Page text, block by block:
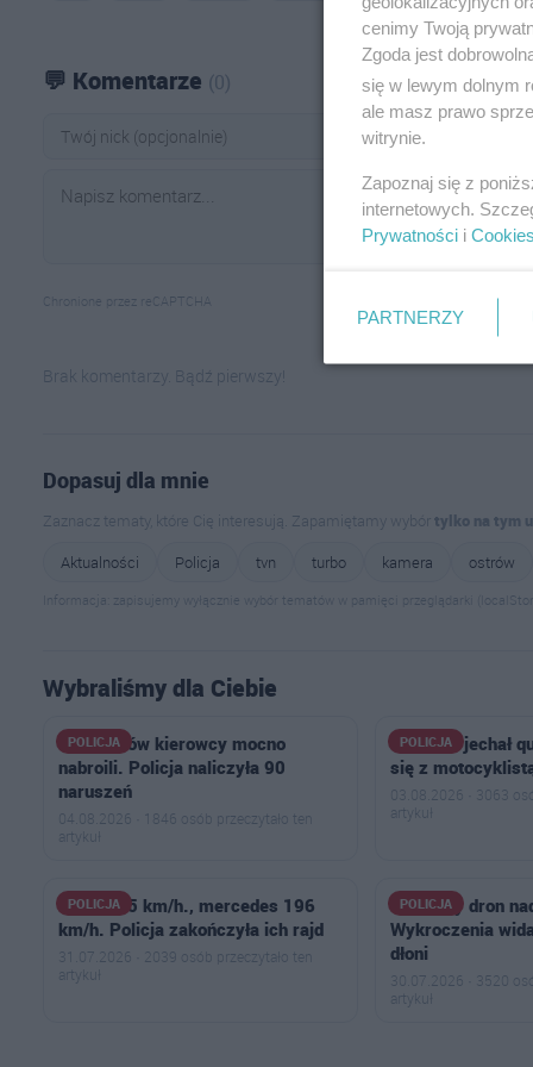
💬 Komentarze (0)
Chronione przez reCAPTCHA
Brak komentarzy. Bądź pierwszy!
Dopasuj dla mnie
Zaznacz tematy, które Cię interesują. Zapamiętamy wybórtylko na tym
Aktualności
Policja tvn turbo kamera ostrów
Informacja: zapisujemy wyłącznie wybór tematów w pamięci przeglądarki
Wybraliśmy dla Ciebie
POLICJA
U sąsiadów kierowcy mocno
nabroili. Policja naliczyła 90
naruszeń
04.08.2026 · 1846 osób przeczytało ten
artykuł
POLICJA
11-latek jechał
się z
03.08.2026 · 3063
artykuł
POLICJA
BMW 175 km/h., mercedes 196
km/h. Policja zakończyła ich rajd
31.07.2026 · 2039 osób przeczytało ten
artykuł
POLICJA
Policyjny dron
Wykroczenia
dłoni
30.07.2026 · 3520
artykuł
cenimy Twoją
Zgoda jest
się w lewym dolnym
ale masz prawo
witrynie.
Zapoznaj się z
internetowych.
Prywatności i Cookies
PARTNERZY